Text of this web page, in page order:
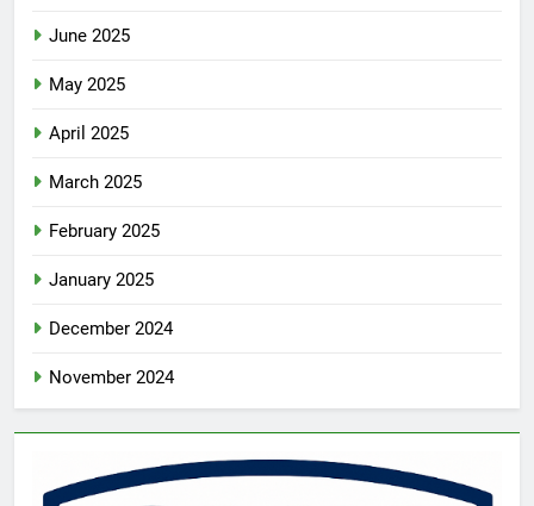
June 2025
May 2025
April 2025
March 2025
February 2025
January 2025
December 2024
November 2024